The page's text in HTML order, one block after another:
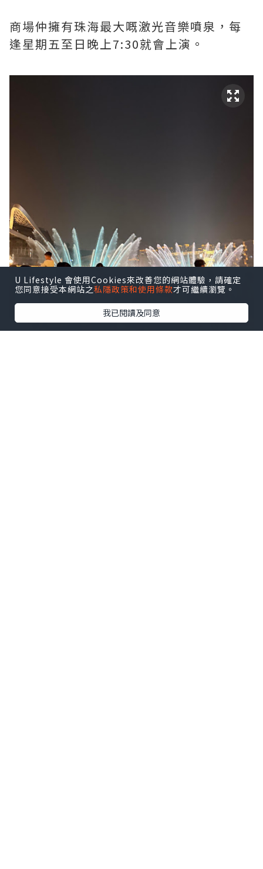
商場仲擁有珠海最大嘅激光音樂噴泉，每
逢星期五至日晚上7:30就會上演。
U Lifestyle 會使用Cookies來改善您的網站體驗，請確定
您同意接受本網站之私隱政策和使用條款才可繼續瀏覽。
我已閱讀及同意